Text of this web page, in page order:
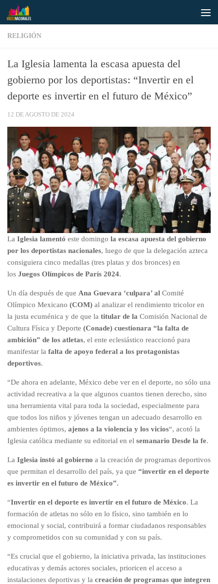
Saltar al contenido
RELIGIÓN
La Iglesia lamenta la escasa apuesta del
gobierno por los deportistas: “Invertir en el
deporte es invertir en el futuro de México”
12 DE AGOSTO DE 2024
La Iglesia lamentó este domingo la escasa apuesta del gobierno
por los deportistas nacionales, luego de que la delegación azteca
consiguiera cinco medallas (tres platas y dos bronces) en
los Juegos Olímpicos de París 2024.
Un día después de que Ana Guevara ‘culpara’ al Comité
Olímpico Mexicano (COM) al analizar el rendimiento tricolor en
la justa ecuménica y de que la titular de la Comisión Nacional de
Cultura Física y Deporte (Conade) cuestionara “la falta de
ambición” de los atletas, el ente eclesiástico reaccionó para
manifestar la falta de apoyo federal a los protagonistas
deportivos.
“De ahora en adelante, México debe ver en el deporte, no sólo una
actividad recreativa a la que algunos cuantos tienen derecho, sino
una herramienta vital para toda la sociedad, especialmente para
que todos los niños y jóvenes tengan un adecuado desarrollo en
ambientes óptimos, ajenos a la violencia y los vicios“, acotó la
Iglesia católica mediante su editorial en el semanario Desde la fe.
La Iglesia instó al gobierno a la creación de programas deportivos
que permitan el desarrollo del país, ya que “invertir en el deporte
es invertir en el futuro de México”.
“Invertir en el deporte es invertir en el futuro de México. La
formación de atletas no sólo en lo físico, sino también en lo
emocional y social, contribuirá a formar ciudadanos responsables
y comprometidos con su comunidad y con su país.
“Es crucial que el gobierno, la iniciativa privada, las instituciones
educativas y demás actores sociales, prioricen el acceso a
instalaciones deportivas y la creación de programas que integren